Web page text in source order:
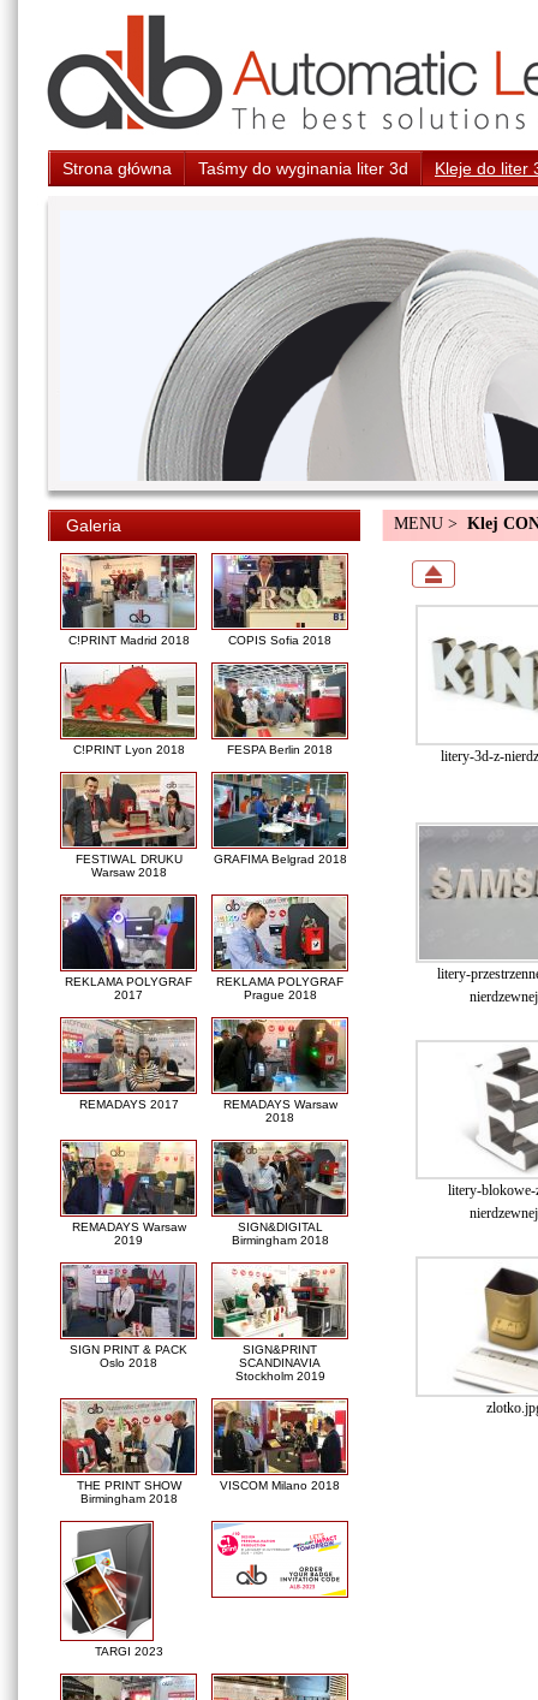
Strona główna Taśmy do wyginania liter 3d Kleje do liter
Galeria
C!PRINT Madrid 2018 COPIS Sofia 2018
C!PRINT Lyon 2018 FESPA Berlin 2018
FESTIWAL DRUKU
Warsaw 2018
GRAFIMA Belgrad 2018
REKLAMA POLYGRAF
2017
REKLAMA POLYGRAF
Prague 2018
REMADAYS 2017
REMADAYS Warsaw
2018
REMADAYS Warsaw
2019
SIGN&DIGITAL
Birmingham 2018
SIGN PRINT & PACK
Oslo 2018
SIGN&PRINT
SCANDINAVIA
Stockholm 2019
THE PRINT SHOW
Birmingham 2018
VISCOM Milano 2018
TARGI 2023
MENU > Klej
litery-3d-z-
litery-
litery-blokowe-